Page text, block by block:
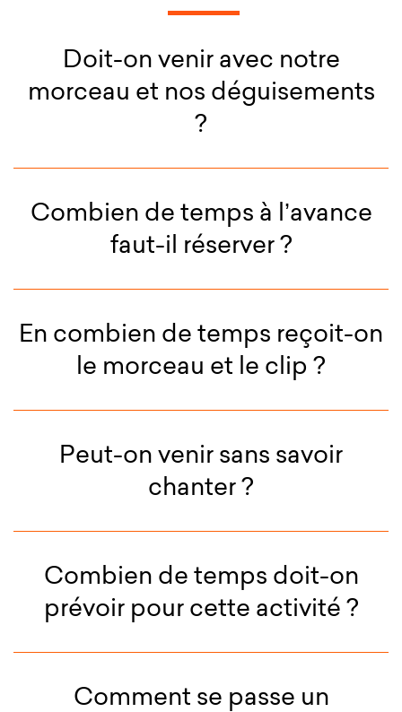
Doit-on venir avec notre
morceau et nos déguisements
?
Combien de temps à l’avance
faut-il réserver ?
En combien de temps reçoit-on
le morceau et le clip ?
Peut-on venir sans savoir
chanter ?
Combien de temps doit-on
prévoir pour cette activité ?
Comment se passe un